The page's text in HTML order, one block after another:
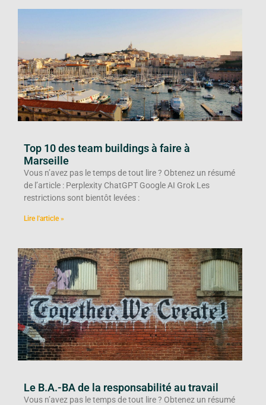
Top 10 des team buildings à faire à
Marseille
Vous n’avez pas le temps de tout lire ? Obtenez un résumé
de l’article : Perplexity ChatGPT Google AI Grok Les
restrictions sont bientôt levées :
Lire l'article »
Le B.A.-BA de la responsabilité au travail
Vous n’avez pas le temps de tout lire ? Obtenez un résumé